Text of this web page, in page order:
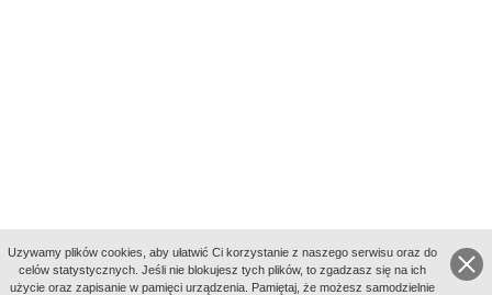
Uzywamy plików cookies, aby ułatwić Ci korzystanie z naszego serwisu oraz do
celów statystycznych. Jeśli nie blokujesz tych plików, to zgadzasz się na ich
użycie oraz zapisanie w pamięci urządzenia. Pamiętaj, że możesz samodzielnie